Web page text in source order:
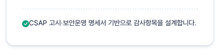
CSAP 고시·보안운영 명세서 기반으로 감사항목을 설계합니다.